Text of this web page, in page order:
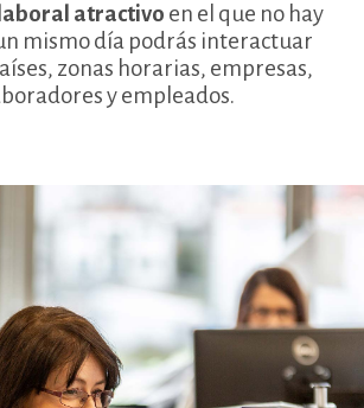
atractivo en el que no hay
mismo día podrás interactuar
zonas horarias, empresas,
y empleados.